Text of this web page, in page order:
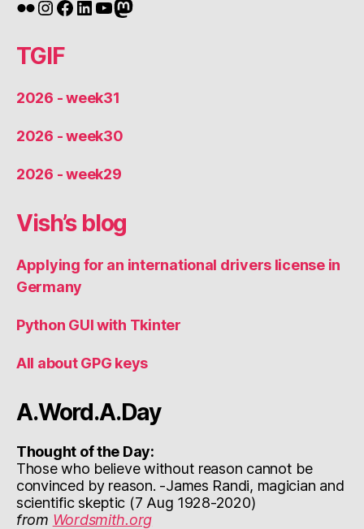
Flickr
Instagram
Facebook
LinkedIn
YouTube
Mastodon
TGIF
2026 - week31
2026 - week30
2026 - week29
Vish’s blog
Applying for an international drivers license in
Germany
Python GUI with Tkinter
All about GPG keys
A.Word.A.Day
Thought of the Day:
Those who believe without reason cannot be
convinced by reason. -James Randi, magician and
scientific skeptic (7 Aug 1928-2020)
from Wordsmith.org